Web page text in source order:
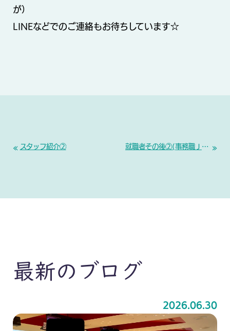
が）
LINEなどでのご連絡もお待ちしています☆
« スタッフ紹介② 就職者その後②(事務職Ｊさん) »
最新のブログ
2026.06.30